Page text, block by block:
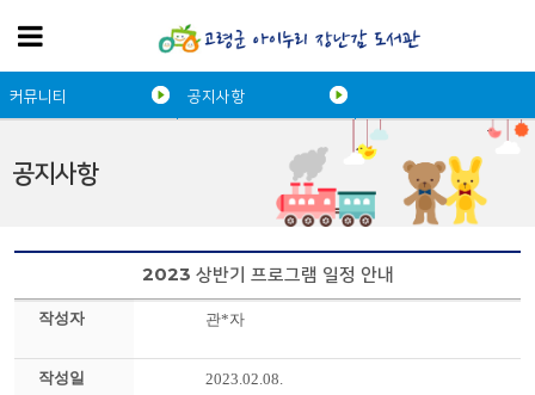
공지사항
커뮤니티 공지사항
2023 상반기 프로그램 일정 안내
작성자 관*자
작성일 2023.02.08.